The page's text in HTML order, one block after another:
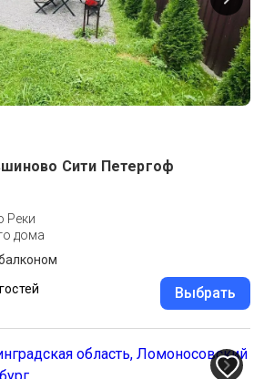
Сити Петергоф
Реки
дома
Выбрать